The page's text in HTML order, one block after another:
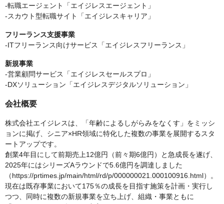
-転職エージェント「エイジレスエージェント」
-スカウト型転職サイト「エイジレスキャリア」
フリーランス支援事業
-ITフリーランス向けサービス「エイジレスフリーランス」
新規事業
-営業顧問サービス「エイジレスセールスプロ」
-DXソリューション「エイジレスデジタルソリューション」
会社概要
株式会社エイジレスは、「年齢によるしがらみをなくす」をミッシ
ョンに掲げ、シニア×HR領域に特化した複数の事業を展開するスタ
ートアップです。
創業4年目にして前期売上12億円（前々期6億円）と急成長を遂げ、
2025年にはシリーズAラウンドで5.6億円を調達しました
（https://prtimes.jp/main/html/rd/p/000000021.000100916.html）。
現在は既存事業において175％の成長を目指す施策を計画・実行し
つつ、同時に複数の新規事業を立ち上げ、組織・事業ともに